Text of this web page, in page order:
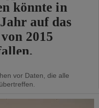
könnte in
auf das
2015
vor Daten, die alle